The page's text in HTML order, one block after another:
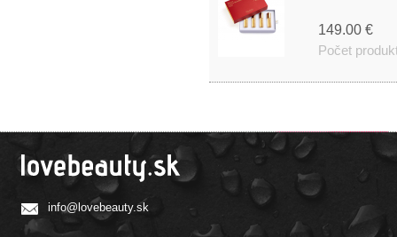
149.00 €
Počet
info@lovebeauty.sk